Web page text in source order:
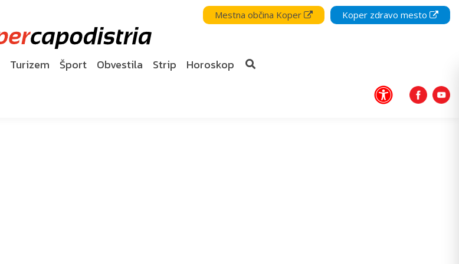
Mestna občina Koper Koper zdravo mesto
Turizem Šport Obvestila Strip Horoskop